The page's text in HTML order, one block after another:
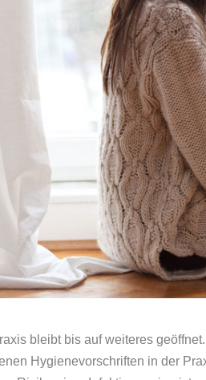
bleibt bis auf weiteres
Hygienevorschriften in der